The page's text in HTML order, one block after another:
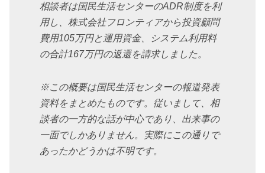
相談者は国民生活センターのADR制度を利
用し、株式会社フロンティアから投資顧問
費用105万円と運用資金、システム利用料
の合計167万円の返還を請求しました。
※この概要は国民生活センターの報道発表
資料をまとめたものです。従いまして、相
談者の一方的な話が中心であり、出来事の
一面でしかありません。実際にこの通りで
あったかどうかは不明です。